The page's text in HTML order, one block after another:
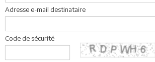
Adresse e-mail destinataire
Code de sécurité